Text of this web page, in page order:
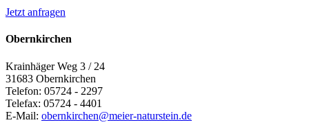
Jetzt anfragen
Obernkirchen
Krainhäger Weg 3 / 24
31683 Obernkirchen
Telefon: 05724 - 2297
Telefax: 05724 - 4401
E-Mail: obernkirchen@meier-naturstein.de